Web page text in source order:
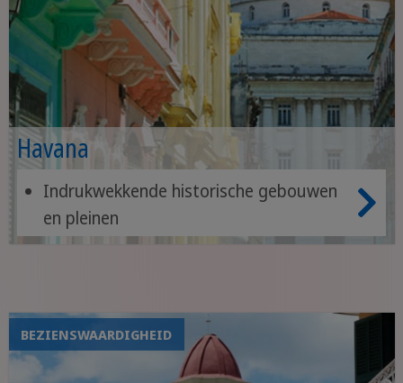
Havana
Indrukwekkende historische gebouwen
en pleinen
Levendige muziek- en kunstscene
BEZIENSWAARDIGHEID